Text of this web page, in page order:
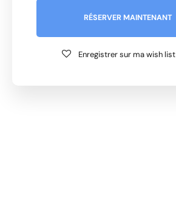
RÉSERVER MAINTENANT
Enregistrer sur ma wish list